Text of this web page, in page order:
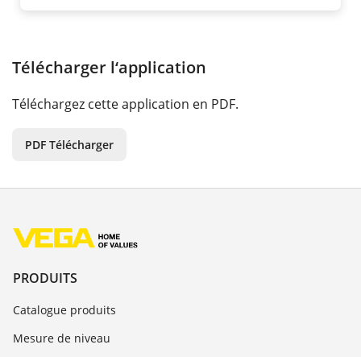
Télécharger l‘application
Téléchargez cette application en PDF.
PDF Télécharger
PRODUITS
Catalogue produits
Mesure de niveau